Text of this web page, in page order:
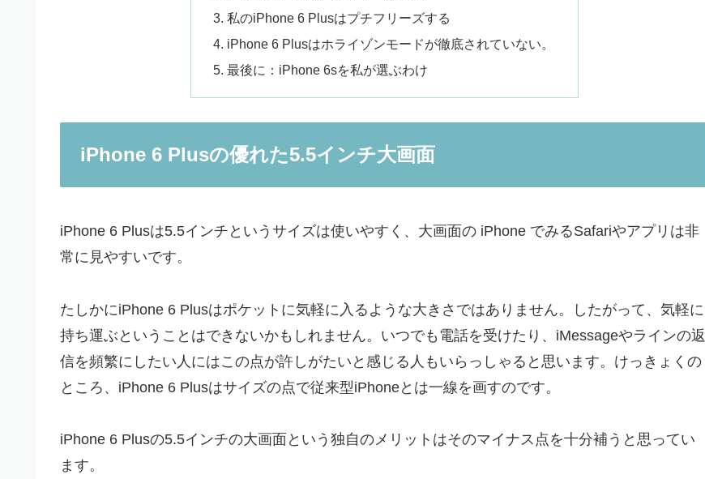
私のiPhone 6 Plusはプチフリーズする
iPhone 6 Plusはホライゾンモードが徹底されていない。
最後に：iPhone 6sを私が選ぶわけ
iPhone 6 Plusの優れた5.5インチ大画面
iPhone 6 Plusは5.5インチというサイズは使いやすく、大画面の iPhone でみるSafariやアプリは非
常に見やすいです。
たしかにiPhone 6 Plusはポケットに気軽に入るような大きさではありません。したがって、気軽に
持ち運ぶということはできないかもしれません。いつでも電話を受けたり、iMessageやラインの返
信を頻繁にしたい人にはこの点が許しがたいと感じる人もいらっしゃると思います。けっきょくの
ところ、iPhone 6 Plusはサイズの点で従来型iPhoneとは一線を画すのです。
iPhone 6 Plusの5.5インチの大画面という独自のメリットはそのマイナス点を十分補うと思ってい
ます。